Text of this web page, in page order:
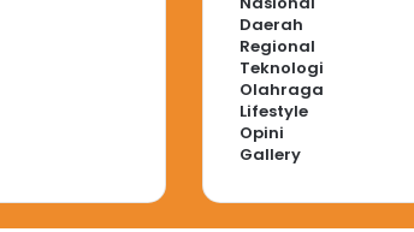
Daerah
Regional
Teknologi
Olahraga
Lifestyle
Opini
Gallery